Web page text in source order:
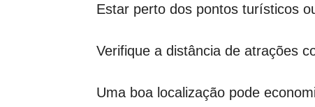
Estar perto dos pontos turísticos
Verifique a distância de atrações
Uma boa localização pode